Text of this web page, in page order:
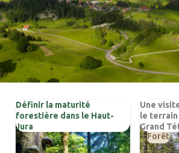
Forêt
ToutActualitésAgriculture
Eaux, rivières et milieux humides
Transition énergétique
BiodiversitéForêt
Définir la maturité
forestière dans le Haut-
Jura
Forêt
Une
le
Grand